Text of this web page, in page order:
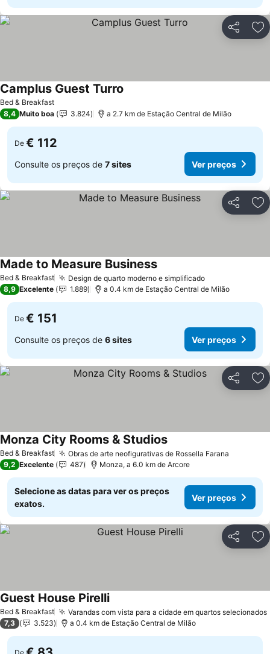
Partilhar
Bed & Breakfast
Camplus Guest Turro
8,4 Muito boa 3.824 a 2.7 km de Estação Central de Milão
De € 112
Consulte os preços de 7 sites Ver preços
Partilhar
Bed & Breakfast Design de quarto moderno e simplificadoVer preços
Made to Measure BusinessVer preços
8,9 Excelente 1.889 a 0.4 km de Estação Central de Milão
De € 151
Consulte os preços de 6 sites Ver preços
Partilhar
Bed & Breakfast Obras de arte neofigurativas de Rossella Farana
Monza City Rooms & StudiosVer preços
9,2 Excelente 487 Monza, a 6.0 km de Arcore
Selecione as datas para ver os preços
exatos.
Ver preços
Partilhar
Bed & Breakfast Varandas com vista para a cidade em quartos selecionados
Guest House PirelliVer preços
7,3 3.523 a 0.4 km de Estação Central de Milão
De